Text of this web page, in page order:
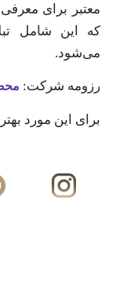
معتبر برای
که این شامل
می‌شود.
رزومه شرکت:
برای این مورد